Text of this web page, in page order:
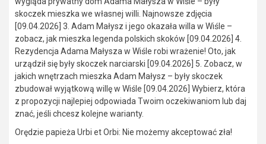
skoczek mieszka we własnej willi. Najnowsze zdjęcia
[09.04.2026] 3. Adam Małysz i jego okazała willa w Wiśle –
zobacz, jak mieszka legenda polskich skoków [09.04.2026] 4.
Rezydencja Adama Małysza w Wiśle robi wrażenie! Oto, jak
urządził się były skoczek narciarski [09.04.2026] 5. Zobacz, w
jakich wnętrzach mieszka Adam Małysz – były skoczek
zbudował wyjątkową willę w Wiśle [09.04.2026] Wybierz, która
z propozycji najlepiej odpowiada Twoim oczekiwaniom lub daj
znać, jeśli chcesz kolejne warianty.
Orędzie papieża Urbi et Orbi: Nie możemy akceptować zła!